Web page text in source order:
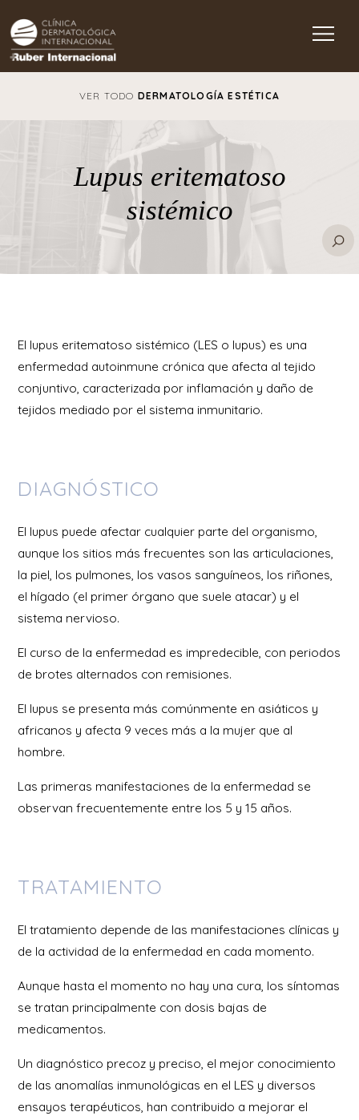
Main Navigation
VER TODO DERMATOLOGÍA ESTÉTICA
Lupus eritematoso
sistémico
El lupus eritematoso sistémico (LES o lupus) es una
enfermedad autoinmune crónica que afecta al tejido
conjuntivo, caracterizada por inflamación y daño de
tejidos mediado por el sistema inmunitario.
DIAGNÓSTICO
El lupus puede afectar cualquier parte del organismo,
aunque los sitios más frecuentes son las articulaciones,
la piel, los pulmones, los vasos sanguíneos, los riñones,
el hígado (el primer órgano que suele atacar) y el
sistema nervioso.
El curso de la enfermedad es impredecible, con periodos
de brotes alternados con remisiones.
El lupus se presenta más comúnmente en asiáticos y
africanos y afecta 9 veces más a la mujer que al
hombre.
Las primeras manifestaciones de la enfermedad se
observan frecuentemente entre los 5 y 15 años.
TRATAMIENTO
El tratamiento depende de las manifestaciones clínicas y
de la actividad de la enfermedad en cada momento.
Aunque hasta el momento no hay una cura, los síntomas
se tratan principalmente con dosis bajas de
medicamentos.
Un diagnóstico precoz y preciso, el mejor conocimiento
de las anomalías inmunológicas en el LES y diversos
ensayos terapéuticos, han contribuido a mejorar el